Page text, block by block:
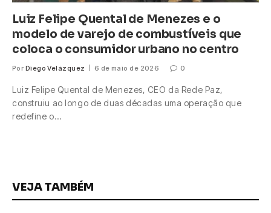
Luiz Felipe Quental de Menezes e o
modelo de varejo de combustíveis que
coloca o consumidor urbano no centro
Por Diego Velázquez 6 de maio de 2026 0
Luiz Felipe Quental de Menezes, CEO da Rede Paz,
construiu ao longo de duas décadas uma operação que
redefine o…
VEJA TAMBÉM